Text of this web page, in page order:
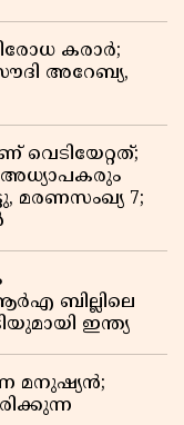
കരാർ;
അറേബ്യ,
വെടിയേറ്റത്;
മരണസംഖ്യ 7;
ബില്ലിലെ
ഇന്ത്യ
മനുഷ്യൻ;